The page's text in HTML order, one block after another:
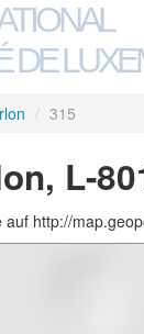
DE
/ 315
L-
http://